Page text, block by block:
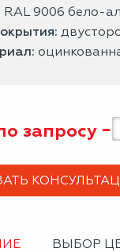
RAL 9006 бело-
запросу -
ВЫБОР